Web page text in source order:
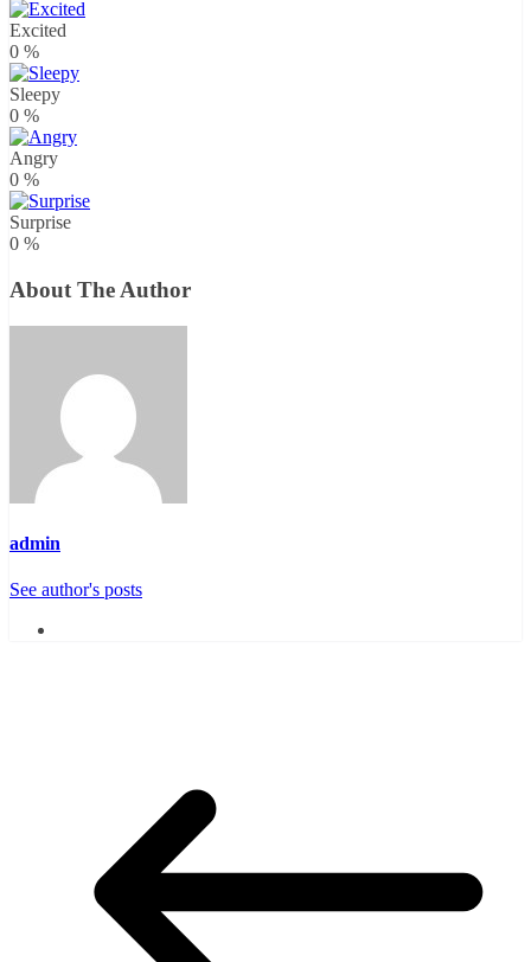
Excited
0 %
Sleepy
0 %
Angry
0 %
Surprise
0 %
About The Author
admin
See author's posts